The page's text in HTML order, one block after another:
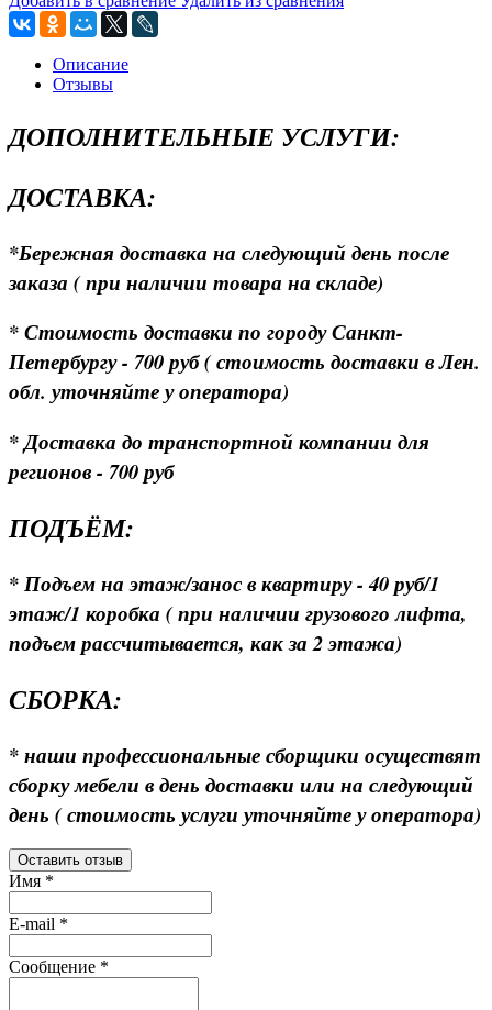
Описание
Отзывы
ДОПОЛНИТЕЛЬНЫЕ УСЛУГИ:
ДОСТАВКА:
*Бережная доставка на следующий день после
заказа ( при наличии товара на складе)
* Стоимость доставки по городу Санкт-
Петербургу - 700 руб ( стоимость доставки в Лен.
обл. уточняйте у оператора)
* Доставка до транспортной компании для
регионов - 700 руб
ПОДЪЁМ:
* Подъем на этаж/занос в квартиру - 40 руб/1
этаж/1 коробка ( при наличии грузового лифта,
подъем рассчитывается, как за 2 этажа)
СБОРКА:
* наши профессиональные сборщики осуществят
сборку мебели в день доставки или на следующий
день ( стоимость услуги уточняйте у оператора)
Оставить отзыв
Имя *
E-mail *
Сообщение *